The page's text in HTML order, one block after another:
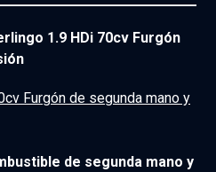
1.9 HDi 70cv Furgón
Furgón de segunda mano y
de segunda mano y